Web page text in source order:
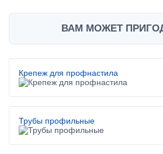
ВАМ МОЖЕТ
Крепеж для профнастила
Трубы профильные